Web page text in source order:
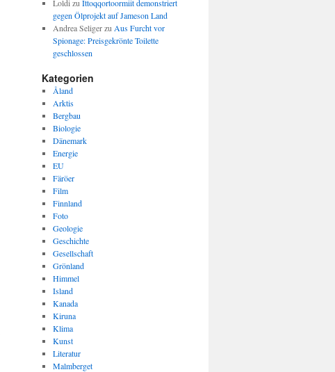
Loldi zu Ittoqqortoormiit demonstriert
gegen Ölprojekt auf Jameson Land
Andrea Seligerzu Aus Furcht vor
Spionage: Preisgekrönte Toilette
geschlossen
Kategorien
Åland
Arktis
Bergbau
Biologie
Dänemark
Energie
EU
Färöer
Film
Finnland
Foto
Geologie
Geschichte
Gesellschaft
Grönland
Himmel
Island
Kanada
Kiruna
Klima
Kunst
Literatur
Malmberget